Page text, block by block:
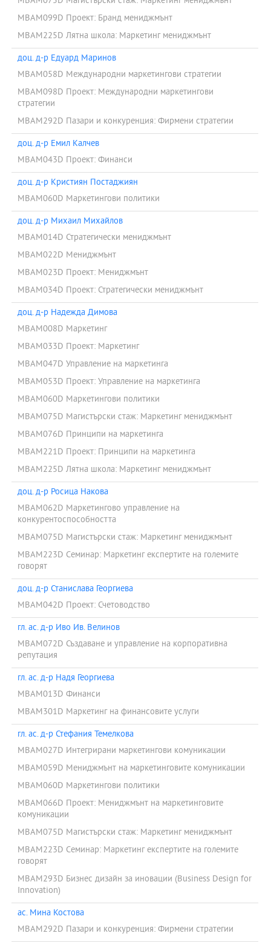
MBAM099D Проект: Бранд мениджмънт
MBAM225D Лятна школа: Маркетинг мениджмънт
доц. д-р Едуард Маринов
MBAM058D Международни маркетингови стратегии
MBAM098D Проект: Международни маркетингови
стратегии
MBAM292D Пазари и конкуренция: Фирмени стратегии
доц. д-р Емил Калчев
MBAM043D Проект: Финанси
доц. д-р Кристиян Постаджиян
MBAM060D Маркетингови политики
доц. д-р Михаил Михайлов
MBAM014D Стратегически мениджмънт
MBAM022D Мениджмънт
MBAM023D Проект: Мениджмънт
MBAM034D Проект: Стратегически мениджмънт
доц. д-р Надежда Димова
MBAM008D Маркетинг
MBAM033D Проект: Маркетинг
MBAM047D Управление на маркетинга
MBAM053D Проект: Управление на маркетинга
MBAM060D Маркетингови политики
MBAM075D Магистърски стаж: Маркетинг мениджмънт
MBAM076D Принципи на маркетинга
MBAM221D Проект: Принципи на маркетинга
MBAM225D Лятна школа: Маркетинг мениджмънт
доц. д-р Росица Накова
MBAM062D Маркетингово управление на
конкурентоспособността
MBAM075D Магистърски стаж: Маркетинг мениджмънт
MBAM223D Семинар: Маркетинг експертите на големите
говорят
доц. д-р Станислава Георгиева
MBAM042D Проект: Счетоводство
гл. ас. д-р Иво Ив. Велинов
MBAM072D Създаване и управление на корпоративна
репутация
гл. ас. д-р Надя Георгиева
MBAM013D Финанси
MBAM301D Маркетинг на финансовите услуги
гл. ас. д-р Стефания Темелкова
MBAM027D Интегрирани маркетингови комуникации
MBAM059D Мениджмънт на маркетинговите комуникации
MBAM060D Маркетингови политики
MBAM066D Проект: Мениджмънт на маркетинговите
комуникации
MBAM075D Магистърски стаж: Маркетинг мениджмънт
MBAM223D Семинар: Маркетинг експертите на големите
говорят
MBAM293D Бизнес дизайн за иновации (Business Design for
Innovation)
ас. Мина Костова
MBAM292D Пазари и конкуренция: Фирмени стратегии